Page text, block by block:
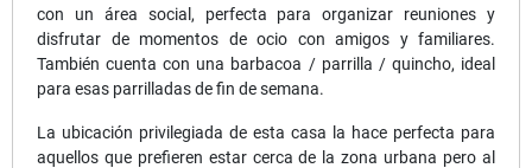
con un área social, perfecta para organizar reuniones y
disfrutar de momentos de ocio con amigos y familiares.
También cuenta con una barbacoa / parrilla / quincho, ideal
para esas parrilladas de fin de semana.
La ubicación privilegiada de esta casa la hace perfecta para
aquellos que prefieren estar cerca de la zona urbana pero al